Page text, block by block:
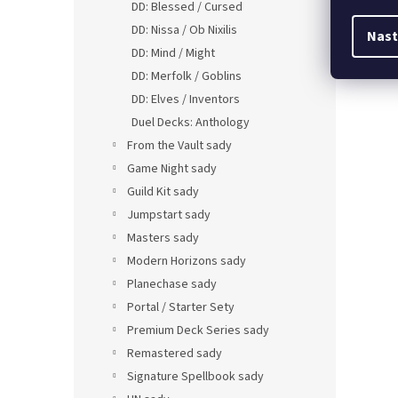
DD: Blessed / Cursed
DD: Nissa / Ob Nixilis
DD: Mind / Might
DD: Merfolk / Goblins
DD: Elves / Inventors
Duel Decks: Anthology
From the Vault sady
Game Night sady
Guild Kit sady
Jumpstart sady
Masters sady
Modern Horizons sady
Planechase sady
Portal / Starter Sety
Premium Deck Series sady
Remastered sady
Signature Spellbook sady